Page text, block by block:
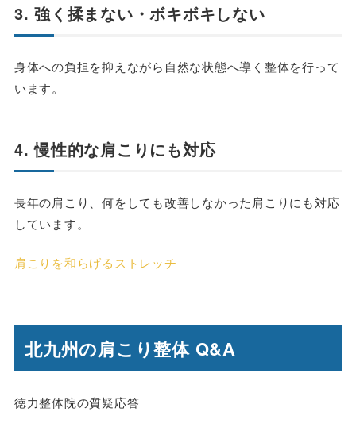
3. 強く揉まない・ボキボキしない
身体への負担を抑えながら自然な状態へ導く整体を行って
います。
4. 慢性的な肩こりにも対応
長年の肩こり、何をしても改善しなかった肩こりにも対応
しています。
肩こりを和らげるストレッチ
北九州の肩こり整体 Q&A
徳力整体院の質疑応答